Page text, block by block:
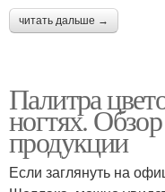
читать дальше →
Палитра
ногтях.
продукции
Если заглянуть на